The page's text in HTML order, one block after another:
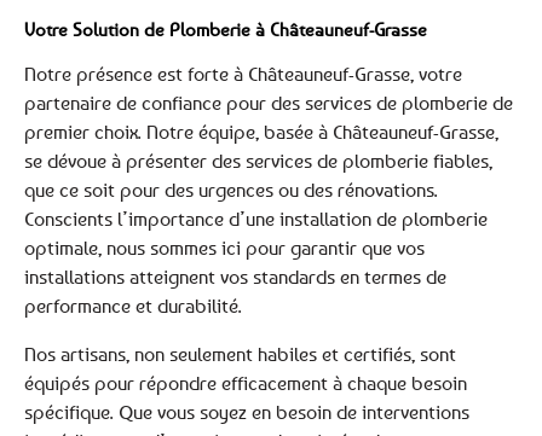
Votre Solution de Plomberie à Châteauneuf-Grasse
Notre présence est forte à Châteauneuf-Grasse, votre
partenaire de confiance pour des services de plomberie de
premier choix. Notre équipe, basée à Châteauneuf-Grasse,
se dévoue à présenter des services de plomberie fiables,
que ce soit pour des urgences ou des rénovations.
Conscients l’importance d’une installation de plomberie
optimale, nous sommes ici pour garantir que vos
installations atteignent vos standards en termes de
performance et durabilité.
Nos artisans, non seulement habiles et certifiés, sont
équipés pour répondre efficacement à chaque besoin
spécifique. Que vous soyez en besoin de interventions